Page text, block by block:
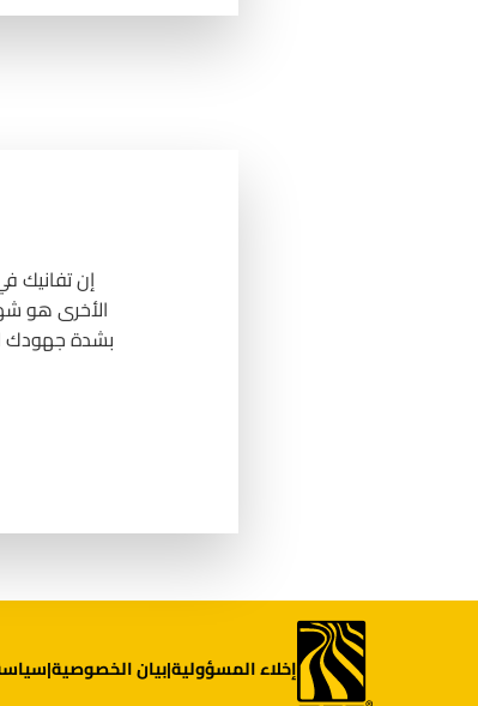
إن تفانيك
الأخرى هو
بشدة جهودك
إخلاء المسؤولية|بيان الخصوصية|